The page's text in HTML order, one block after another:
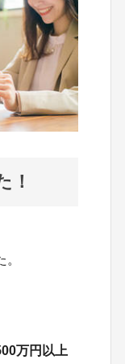
！
万円以上